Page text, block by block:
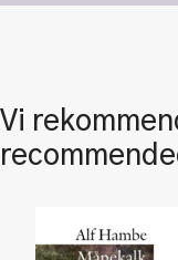
Vi